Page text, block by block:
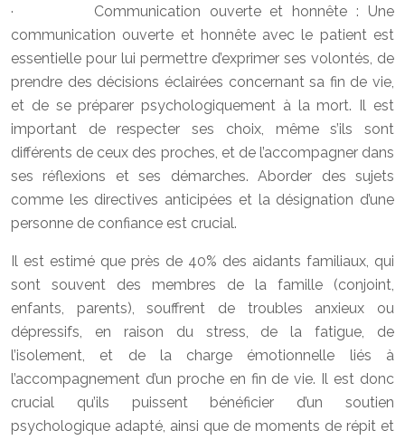
· Communication ouverte et honnête : Une
communication ouverte et honnête avec le patient est
essentielle pour lui permettre d’exprimer ses volontés, de
prendre des décisions éclairées concernant sa fin de vie,
et de se préparer psychologiquement à la mort. Il est
important de respecter ses choix, même s’ils sont
différents de ceux des proches, et de l’accompagner dans
ses réflexions et ses démarches. Aborder des sujets
comme les directives anticipées et la désignation d’une
personne de confiance est crucial.
Il est estimé que près de 40% des aidants familiaux, qui
sont souvent des membres de la famille (conjoint,
enfants, parents), souffrent de troubles anxieux ou
dépressifs, en raison du stress, de la fatigue, de
l’isolement, et de la charge émotionnelle liés à
l’accompagnement d’un proche en fin de vie. Il est donc
crucial qu’ils puissent bénéficier d’un soutien
psychologique adapté, ainsi que de moments de répit et